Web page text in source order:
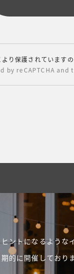
り保護されています
reCAPTCHA and
ントになるような
的に開催しており